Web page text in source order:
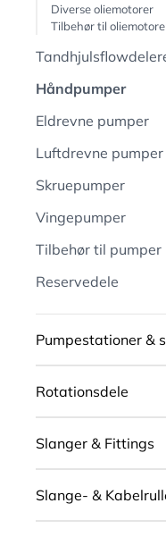
Diverse oliemotorer
Tilbehør til
Håndpumper
Eldrevne pumper
Luftdrevne pumper
Skruepumper
Vingepumper
Tilbehør til pumper
Reservedele
Pumpestationer &
Rotationsdele
Slanger & Fittings
Slange- &